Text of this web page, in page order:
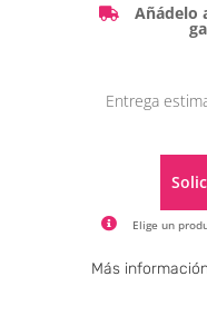
Añádelo
Entrega
Elige un
Más